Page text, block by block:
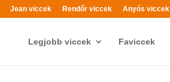
Jean viccek Rendőr viccek Anyós viccek
Legjobb viccek Faviccek